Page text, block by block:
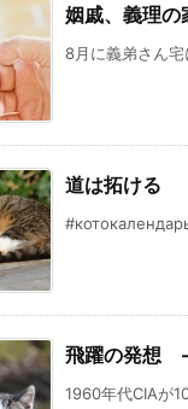
姻戚、義理の
8月に義弟さん
道は拓ける
飛躍の発想
1960年代CIAが